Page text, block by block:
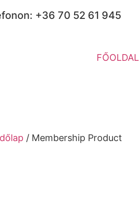
+36 70 52 61 945
FŐOLDAL
/ Membership Product